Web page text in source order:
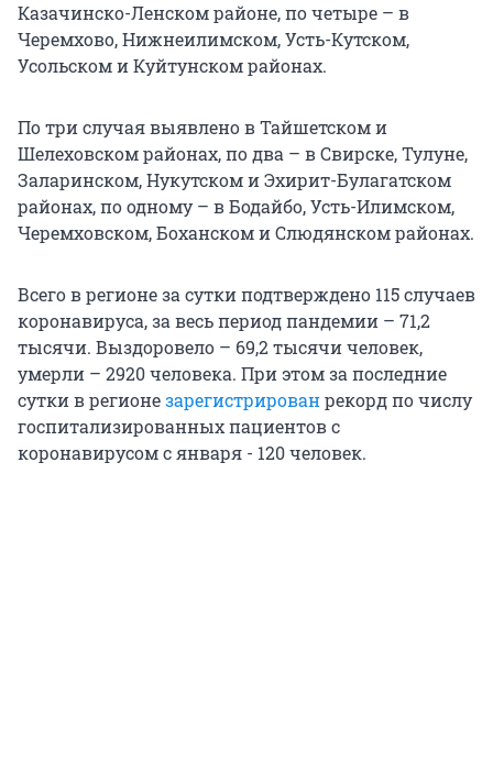
Казачинско-Ленском районе, по четыре – в
Черемхово, Нижнеилимском, Усть-Кутском,
Усольском и Куйтунском районах.
По три случая выявлено в Тайшетском и
Шелеховском районах, по два – в Свирске, Тулуне,
Заларинском, Нукутском и Эхирит-Булагатском
районах, по одному – в Бодайбо, Усть-Илимском,
Черемховском, Боханском и Слюдянском районах.
Всего в регионе за сутки подтверждено 115 случаев
коронавируса, за весь период пандемии – 71,2
тысячи. Выздоровело – 69,2 тысячи человек,
умерли – 2920 человека. При этом за последние
сутки в регионезарегистрированрекорд по числу
госпитализированных пациентов с
коронавирусом с января - 120 человек.